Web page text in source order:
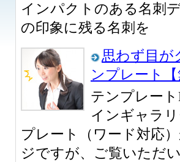
インパクトのある名刺
の印象に残る名刺を
思わず目が
ンプレート【
テンプレー
インギャラ
プレート（ワード対応
ジですが、ご覧いただ